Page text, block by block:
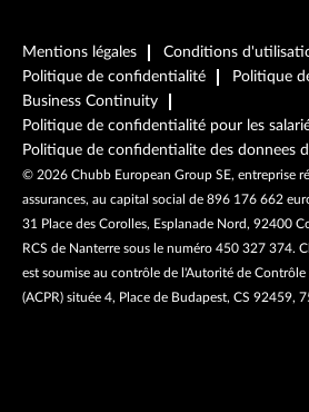
Mentions légales Conditions
Politique de confidentialité
Politique
Business Continuity
Politique de confidentialité pour les
Politique de confidentialite des donnees
© 2026 Chubb European Group SE, entreprise
assurances, au capital social de 896 176 662
31 Place des Corolles, Esplanade Nord, 92400
RCS de Nanterre sous le numéro 450 327 374.
est soumise au contrôle de l'Autorité de
(ACPR) située 4, Place de Budapest, CS 92459,